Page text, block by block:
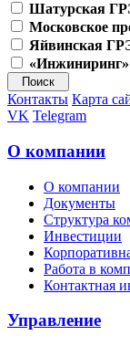
Шатурская
Московское
Яйвинская
Контакты Карта
VK Telegram
О компании
О компании
Документы
Структура
Инвестиции
Работа в
Контактная
Управление